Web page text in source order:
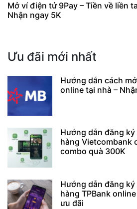
Mở ví điện tử 9Pay – Tiền về liền
Nhận ngay 5K
Ưu đãi mới nhất
Hướng dẫn cách
online tại nhà –
Hướng dẫn đăng
hàng Vietcombank
combo quà 300K
Hướng dẫn đăng
hàng TPBank
ưu đãi